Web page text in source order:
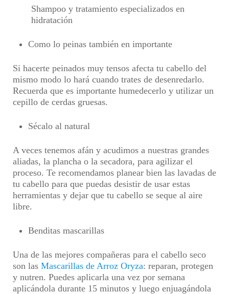
Shampoo y tratamiento especializados en
hidratación
Como lo peinas también en importante
Si hacerte peinados muy tensos afecta tu cabello del
mismo modo lo hará cuando trates de desenredarlo.
Recuerda que es importante humedecerlo y utilizar un
cepillo de cerdas gruesas.
Sécalo al natural
A veces tenemos afán y acudimos a nuestras grandes
aliadas, la plancha o la secadora, para agilizar el
proceso. Te recomendamos planear bien las lavadas de
tu cabello para que puedas desistir de usar estas
herramientas y dejar que tu cabello se seque al aire
libre.
Benditas mascarillas
Una de las mejores compañeras para el cabello seco
son las Mascarillas de Arroz Oryza: reparan, protegen
y nutren. Puedes aplicarla una vez por semana
aplicándola durante 15 minutos y luego enjuagándola